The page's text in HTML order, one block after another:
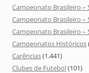
Campeonato Brasileiro –
Campeonato Brasileiro –
Campeonato Brasileiro –
Campeonatos Históricos
Carências(1.441)
Clubes de Futebol(101)